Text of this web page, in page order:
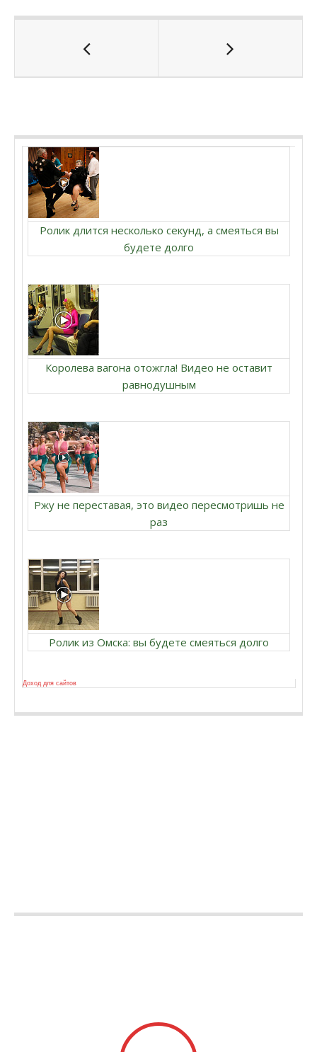
Ролик длится несколько секунд, а смеяться вы
будете долго
Королева вагона отожгла! Видео не оставит
равнодушным
Ржу не переставая, это видео пересмотришь не
раз
Ролик из Омска: вы будете смеяться долго
Доход для сайтов